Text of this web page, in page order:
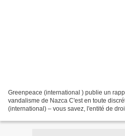
Greenpeace (international ) publie un
vandalisme de Nazca C'est en toute
(international) – vous savez, l'entité de